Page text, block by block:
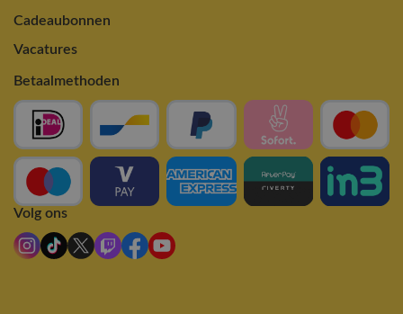
Cadeaubonnen
Vacatures
Betaalmethoden
Volg ons